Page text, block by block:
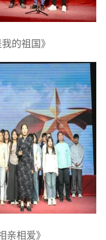
的祖国》
亲相爱》